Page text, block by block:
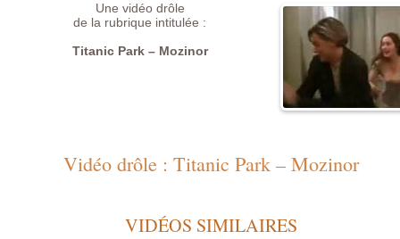
Une vidéo drôle
de la rubrique intitulée :
Titanic Park – Mozinor
Vidéo drôle : Titanic Park – Mozinor
VIDÉOS SIMILAIRES